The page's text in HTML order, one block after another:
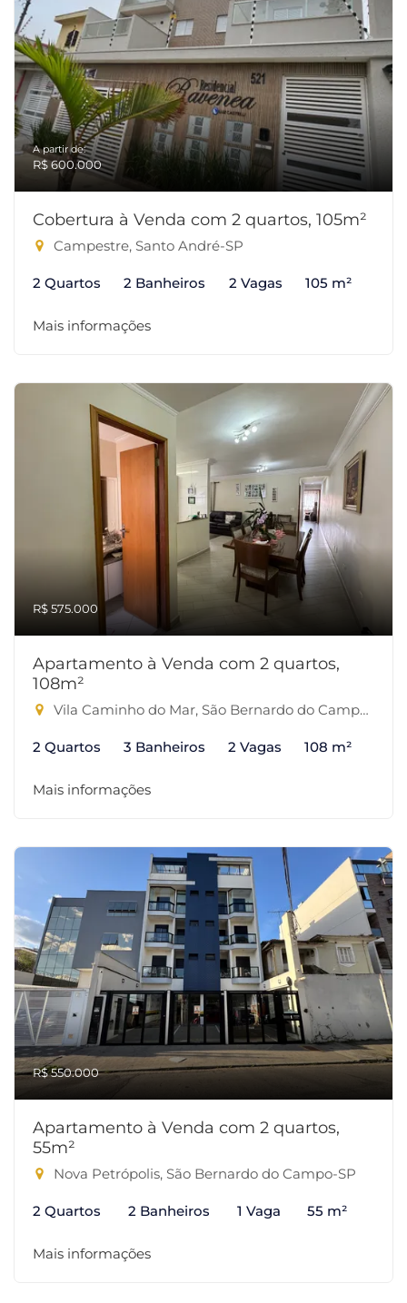
A partir de:
R$ 600.000
Cobertura à Venda com 2 quartos, 105m²
Campestre, Santo André-SP
2 Quartos 2 Banheiros 2 Vagas 105 m²
Mais informações
R$ 575.000
Apartamento à Venda com 2 quartos,
108m²
Vila Caminho do Mar, São Bernardo do Campo-SP
2 Quartos 3 Banheiros 2 Vagas 108 m²
Mais informações
R$ 550.000
Apartamento à Venda com 2 quartos,
55m²
Nova Petrópolis, São Bernardo do Campo-SP
2 Quartos 2 Banheiros 1 Vaga 55 m²
Mais informações